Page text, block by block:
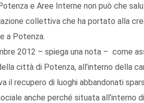
e Aree Interne non può che
collettiva che ha portato alla
a Potenza.
2012 – spiega una nota – come
città di Potenza, all’interno della
il recupero di luoghi abbandonati
anche perché situata all’interno